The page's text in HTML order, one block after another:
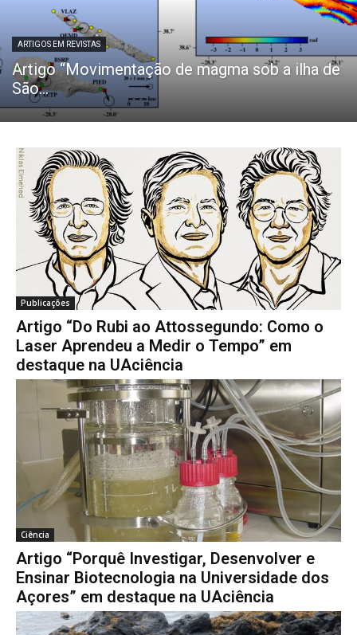
ARTIGOS EM REVISTAS
Artigo “Movimentação de magma sob a ilha de
São...
Publicações
Artigo “Do Rubi ao Attossegundo: Como o
Laser Aprendeu a Medir o Tempo” em
destaque na UAciência
Ciência
Artigo “Porquê Investigar, Desenvolver e
Ensinar Biotecnologia na Universidade dos
Açores” em destaque na UAciência